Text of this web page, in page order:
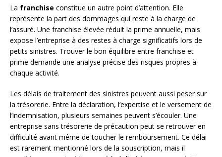
La franchise constitue un autre point d’attention. Elle
représente la part des dommages qui reste à la charge de
l’assuré. Une franchise élevée réduit la prime annuelle, mais
expose l’entreprise à des restes à charge significatifs lors de
petits sinistres. Trouver le bon équilibre entre franchise et
prime demande une analyse précise des risques propres à
chaque activité.
Les délais de traitement des sinistres peuvent aussi peser sur
la trésorerie. Entre la déclaration, l’expertise et le versement de
l’indemnisation, plusieurs semaines peuvent s’écouler. Une
entreprise sans trésorerie de précaution peut se retrouver en
difficulté avant même de toucher le remboursement. Ce délai
est rarement mentionné lors de la souscription, mais il